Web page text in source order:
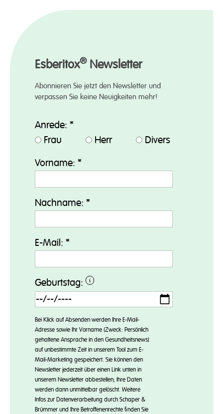
Esberitox®Newsletter
Abonnieren Sie jetzt den Newsletter und
verpassen Sie keine Neuigkeiten mehr!
Anrede: *
Frau
Herr
Divers
Vorname: *
Nachname: *
E-Mail: *
Geburtstag:
Bei Klick auf Absenden werden Ihre E-Mail-
Adresse sowie Ihr Vorname (Zweck: Persönlich
gehaltene Ansprache in den Gesundheitsnews)
auf unbestimmte Zeit in unserem Tool zum E-
Mail-Marketing gespeichert. Sie können den
Newsletter jederzeit über einen Link unten in
unserem Newsletter abbestellen; Ihre Daten
werden dann unmittelbar gelöscht. Weitere
Infos zur Datenverarbeitung durch Schaper &
Brümmer und Ihre Betroffenenrechte finden Sie